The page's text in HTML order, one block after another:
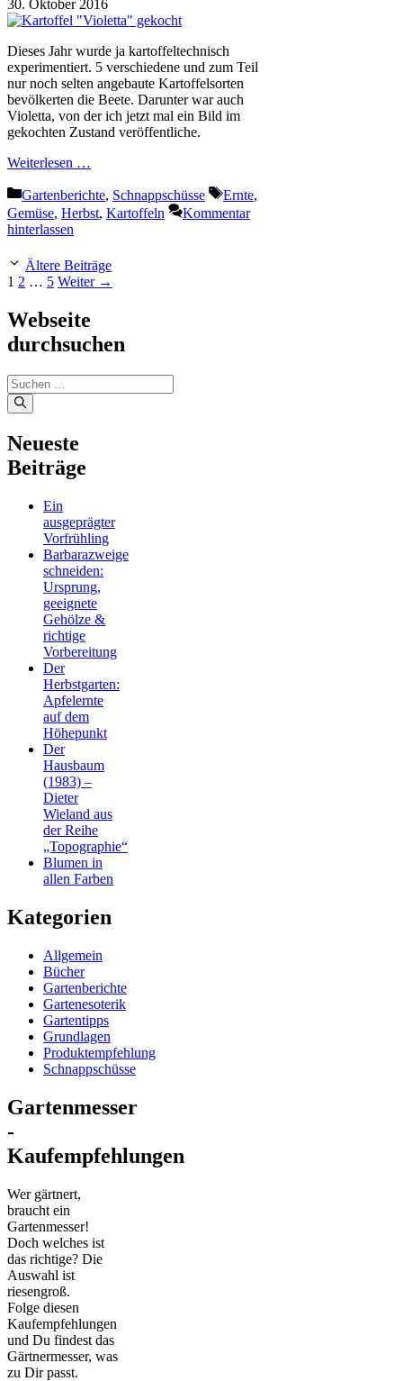
30. Oktober 2016
Dieses Jahr wurde ja kartoffeltechnisch
experimentiert. 5 verschiedene und zum Teil
nur noch selten angebaute Kartoffelsorten
bevölkerten die Beete. Darunter war auch
Violetta, von der ich jetzt mal ein Bild im
gekochten Zustand veröffentliche.
Weiterlesen …
Kategorien
Gartenberichte, Schnappschüsse Schlagwörter
Ernte,
Gemüse, Herbst, Kartoffeln
Kommentar
hinterlassen
Ältere Beiträge
Seite
1 Seite
2 … Seite
5 Weiter →
Webseite
durchsuchen
Suchen
nach:
Neueste
Beiträge
Ein
ausgeprägter
Vorfrühling
Barbarazweige
schneiden:
Ursprung,
geeignete
Gehölze &
richtige
Vorbereitung
Der
Herbstgarten:
Apfelernte
auf dem
Höhepunkt
Der
Hausbaum
(1983) –
Dieter
Wieland aus
der Reihe
„Topographie“
Blumen in
allen Farben
Kategorien
Allgemein
Bücher
Gartenberichte
Gartenesoterik
Gartentipps
Grundlagen
Produktempfehlung
Schnappschüsse
Gartenmesser
-
Kaufempfehlungen
Wer gärtnert,
braucht ein
Gartenmesser!
Doch welches ist
das richtige? Die
Auswahl ist
riesengroß.
Folge diesen
Kaufempfehlungen
und Du findest das
Gärtnermesser, was
zu Dir passt.